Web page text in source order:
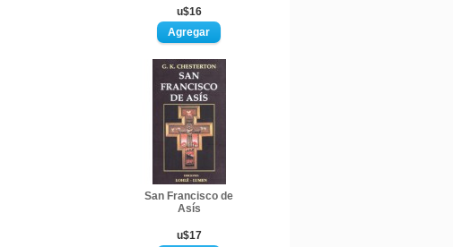
u$16
San Francisco de
Asís
u$17